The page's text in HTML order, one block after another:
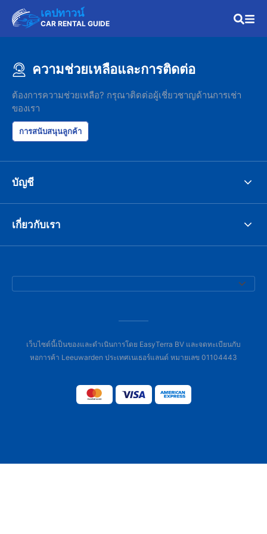
เคปทาวน์
CAR RENTAL GUIDE
ความช่วยเหลือและการติดต่อ
ต้องการความช่วยเหลือ? กรุณาติดต่อผู้เชี่ยวชาญด้านการเช่า
ของเรา
การสนับสนุนลูกค้า
บัญชี
เกี่ยวกับเรา
เว็บไซต์นี้เป็นของและดำเนินการโดย EasyTerra BV และจดทะเบียนกับ
หอการค้า Leeuwarden ประเทศเนเธอร์แลนด์ หมายเลข 01104443